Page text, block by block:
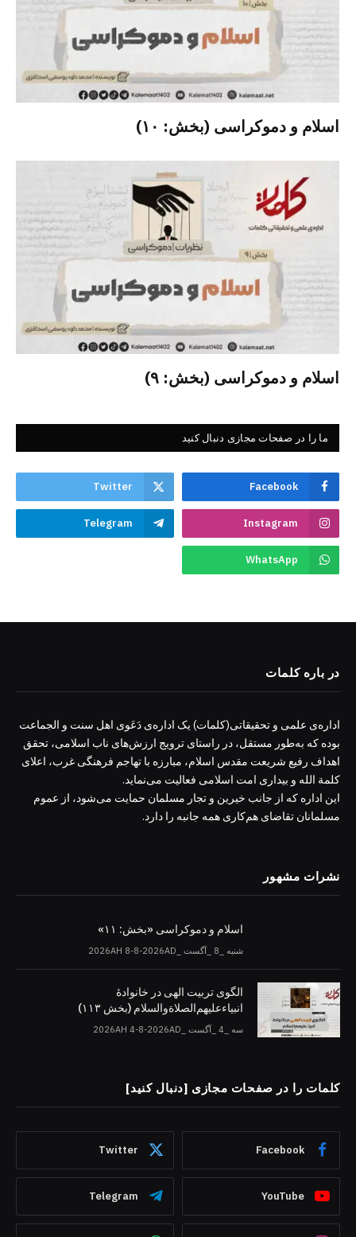
اسلام و دموکراسی (بخش: ۱۰)
اسلام و دموکراسی (بخش: ۹)
ما را در صفحات مجازی دنبال کنید
Facebook
Twitter
Instagram
Telegram
WhatsApp
در باره کلمات
اداره‌ی علمی و تحقیقاتی(کلمات) یک اداره‌ی دَعَوی اهل سنت و الجماعت
بوده که به‌طور مستقل، در راستای ترویج ارزش‌های ناب اسلامی، تحقق
اهداف رفیع شریعت مقدس اسلام، مبارزه با تهاجم فرهنگی غرب، اعلای
کلمة الله و بیداری امت اسلامی فعالیت می‌نماید.
این اداره که از جانب خیرین و تجار مسلمان حمایت می‌شود، از عموم
مسلمانان تقاضای هم‌کاری همه جانبه را دارد.
نشرات مشهور
اسلام و دموکراسی «بخش: ۱۱»
شنبه _8 _آگست _2026AH 8-8-2026AD
الگوی تربیت الهی در خانوادۀ
انبیاءعلیهم‌الصلاةو‌السلام (بخش ۱۱۳)
سه _4 _آگست _2026AH 4-8-2026AD
کلمات را در صفحات مجازی [دنبال کنید]
Facebook
Twitter
YouTube
Telegram